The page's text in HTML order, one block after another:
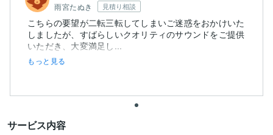
雨宮たぬき 見積り相談
こちらの要望が二転三転してしまいご迷惑をおかけいた
しましたが、すばらしいクオリティのサウンドをご提供
いただき、大変満足し...
もっと見る
サービス内容